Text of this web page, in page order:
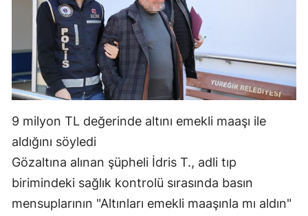
9 milyon TL değerinde altını emekli maaşı ile
aldığını söyledi
Gözaltına alınan şüpheli İdris T., adli tıp
birimindeki sağlık kontrolü sırasında basın
mensuplarının "Altınları emekli maaşınla mı aldın"